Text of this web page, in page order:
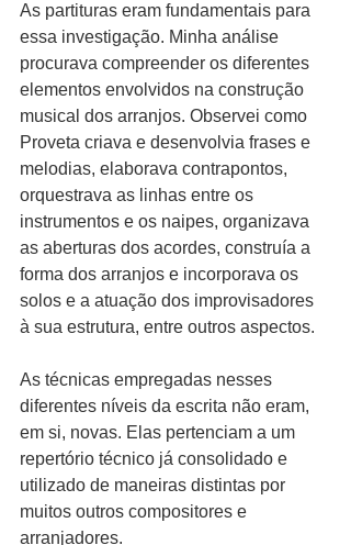
As partituras eram fundamentais para
essa investigação. Minha análise
procurava compreender os diferentes
elementos envolvidos na construção
musical dos arranjos. Observei como
Proveta criava e desenvolvia frases e
melodias, elaborava contrapontos,
orquestrava as linhas entre os
instrumentos e os naipes, organizava
as aberturas dos acordes, construía a
forma dos arranjos e incorporava os
solos e a atuação dos improvisadores
à sua estrutura, entre outros aspectos.
As técnicas empregadas nesses
diferentes níveis da escrita não eram,
em si, novas. Elas pertenciam a um
repertório técnico já consolidado e
utilizado de maneiras distintas por
muitos outros compositores e
arranjadores.